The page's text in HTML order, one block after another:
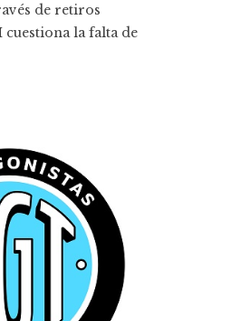
de retiros
la falta de